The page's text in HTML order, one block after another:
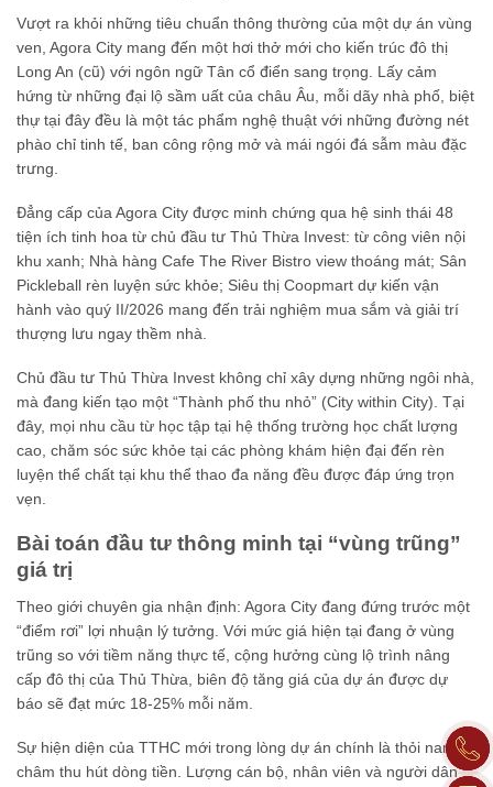
Vượt ra khỏi những tiêu chuẩn thông thường của một dự án vùng
ven, Agora City mang đến một hơi thở mới cho kiến trúc đô thị
Long An (cũ) với ngôn ngữ Tân cổ điển sang trọng. Lấy cảm
hứng từ những đại lộ sầm uất của châu Âu, mỗi dãy nhà phố, biệt
thự tại đây đều là một tác phẩm nghệ thuật với những đường nét
phào chỉ tinh tế, ban công rộng mở và mái ngói đá sẫm màu đặc
trưng.
Đẳng cấp của Agora City được minh chứng qua hệ sinh thái 48
tiện ích tinh hoa từ chủ đầu tư Thủ Thừa Invest: từ công viên nội
khu xanh; Nhà hàng Cafe The River Bistro view thoáng mát; Sân
Pickleball rèn luyện sức khỏe; Siêu thị Coopmart dự kiến vận
hành vào quý II/2026 mang đến trải nghiệm mua sắm và giải trí
thượng lưu ngay thềm nhà.
Chủ đầu tư Thủ Thừa Invest không chỉ xây dựng những ngôi nhà,
mà đang kiến tạo một “Thành phố thu nhỏ” (City within City). Tại
đây, mọi nhu cầu từ học tập tại hệ thống trường học chất lượng
cao, chăm sóc sức khỏe tại các phòng khám hiện đại đến rèn
luyện thể chất tại khu thể thao đa năng đều được đáp ứng trọn
vẹn.
Bài toán đầu tư thông minh tại “vùng trũng”
giá trị
Theo giới chuyên gia nhận định: Agora City đang đứng trước một
“điểm rơi” lợi nhuận lý tưởng. Với mức giá hiện tại đang ở vùng
trũng so với tiềm năng thực tế, cộng hưởng cùng lộ trình nâng
cấp đô thị của Thủ Thừa, biên độ tăng giá của dự án được dự
báo sẽ đạt mức 18-25% mỗi năm.
Sự hiện diện của TTHC mới trong lòng dự án chính là thỏi nam
châm thu hút dòng tiền. Lượng cán bộ, nhân viên và người dân